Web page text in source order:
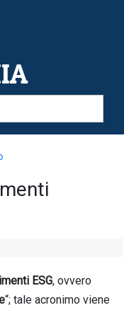
ESG, ovvero
“; tale acronimo viene